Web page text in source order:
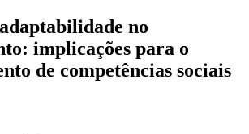
no
implicações para o
de competências sociais